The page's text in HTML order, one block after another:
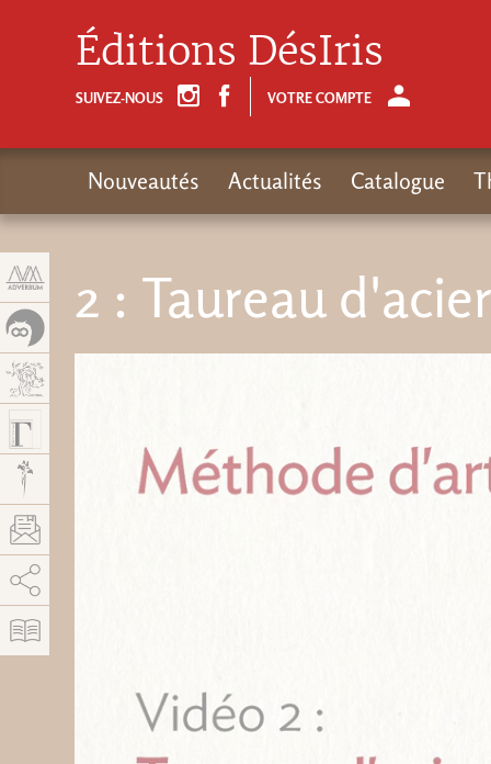
2 : Taureau d'acier
Éditions DésIris
SUIVEZ-NOUS VOTRE COMPTE
Nouveautés Actualités Catalogue